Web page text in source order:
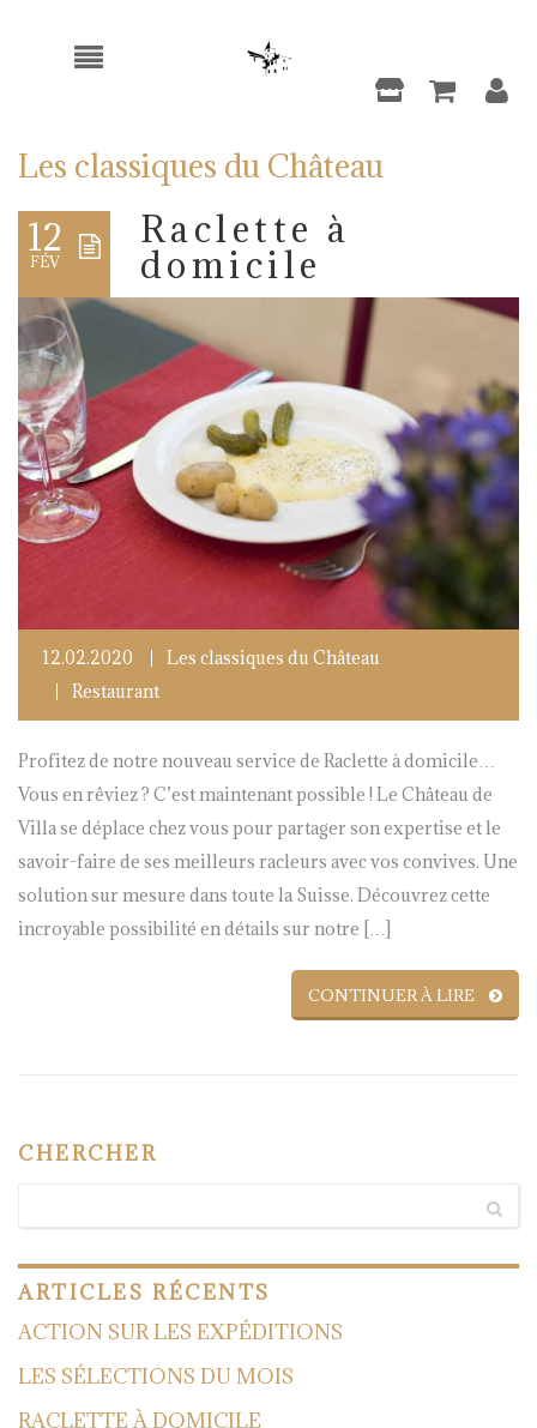
Les classiques du Château
12
FÉV
Raclette à
domicile
12.02.2020
Les classiques du Château
Restaurant
Profitez de notre nouveau service de Raclette à domicile…
Vous en rêviez ? C’est maintenant possible ! Le Château de
Villa se déplace chez vous pour partager son expertise et le
savoir-faire de ses meilleurs racleurs avec vos convives. Une
solution sur mesure dans toute la Suisse. Découvrez cette
incroyable possibilité en détails sur notre […]
CONTINUER À LIRE
CHERCHER
ARTICLES RÉCENTS
ACTION SUR LES EXPÉDITIONS
LES SÉLECTIONS DU MOIS
RACLETTE À DOMICILE